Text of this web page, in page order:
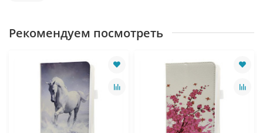
Рекомендуем посмотреть